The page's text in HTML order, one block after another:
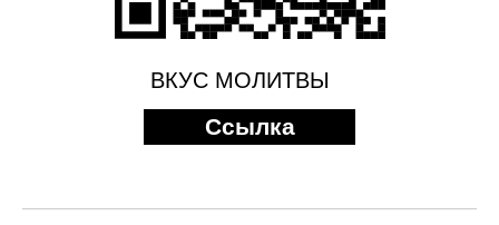
ВКУС МОЛИТВЫ
Ссылка